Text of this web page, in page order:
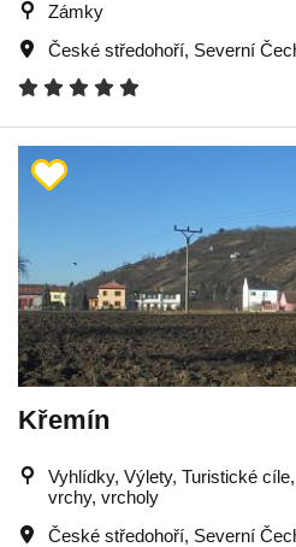
Zámky
České středohoří, Severní
Křemín
Vyhlídky, Výlety, Turistické
vrchy, vrcholy
České středohoří, Severní